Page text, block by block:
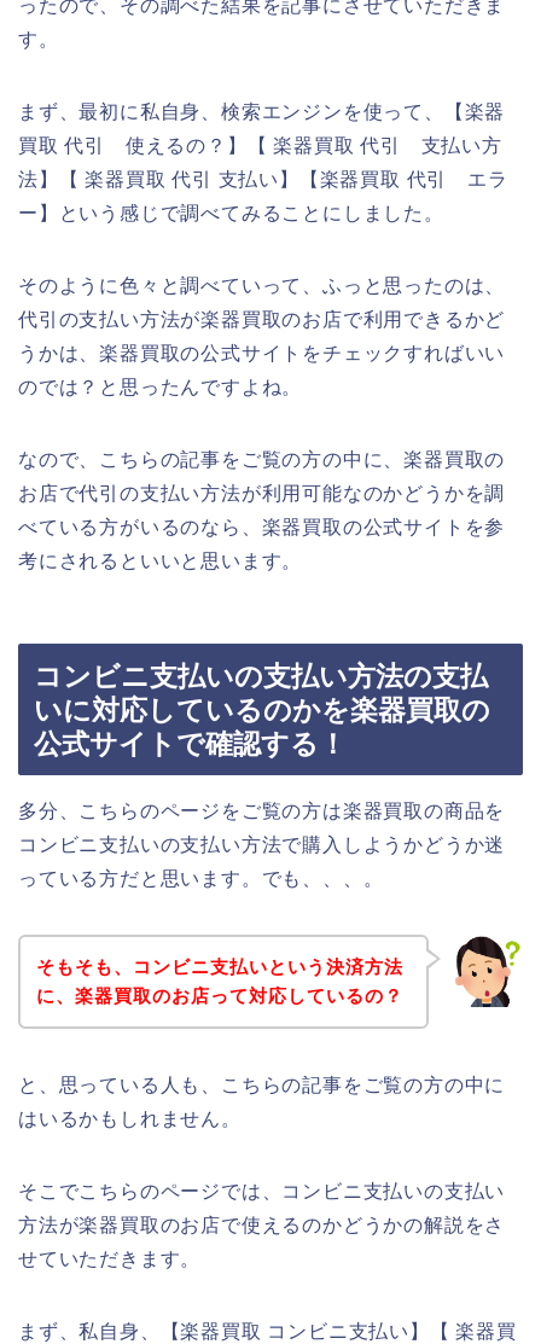
ったので、その調べた結果を記事にさせていただきま
す。
まず、最初に私自身、検索エンジンを使って、【楽器
買取 代引 使えるの？】【 楽器買取 代引 支払い方
法】【 楽器買取 代引 支払い】【楽器買取 代引 エラ
ー】という感じで調べてみることにしました。
そのように色々と調べていって、ふっと思ったのは、
代引の支払い方法が楽器買取のお店で利用できるかど
うかは、楽器買取の公式サイトをチェックすればいい
のでは？と思ったんですよね。
なので、こちらの記事をご覧の方の中に、楽器買取の
お店で代引の支払い方法が利用可能なのかどうかを調
べている方がいるのなら、楽器買取の公式サイトを参
考にされるといいと思います。
コンビニ支払いの支払い方法の支払
いに対応しているのかを楽器買取の
公式サイトで確認する！
多分、こちらのページをご覧の方は楽器買取の商品を
コンビニ支払いの支払い方法で購入しようかどうか迷
っている方だと思います。でも、、、。
そもそも、コンビニ支払いという決済方法
に、楽器買取のお店って対応しているの？
と、思っている人も、こちらの記事をご覧の方の中に
はいるかもしれません。
そこでこちらのページでは、コンビニ支払いの支払い
方法が楽器買取のお店で使えるのかどうかの解説をさ
せていただきます。
まず、私自身、【楽器買取 コンビニ支払い】【 楽器買